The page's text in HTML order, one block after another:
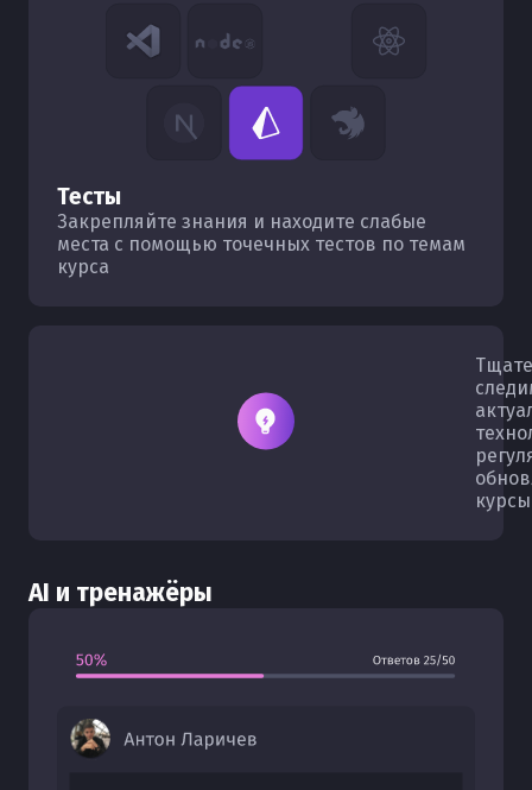
Тесты
Закрепляйте знания и находите слабые
места с помощью точечных тестов по темам
курса
курсы
AI и тренажёры